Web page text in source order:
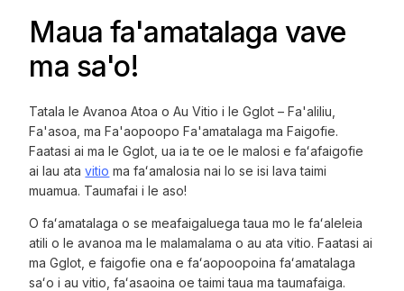
Maua fa'amatalaga vave
ma sa'o!
Tatala le Avanoa Atoa o Au Vitio i le Gglot – Fa'aliliu,
Fa'asoa, ma Fa'aopoopo Fa'amatalaga ma Faigofie.
Faatasi ai ma le Gglot, ua ia te oe le malosi e faʻafaigofie
ai lau atavitio ma faʻamalosia nai lo se isi lava taimi
muamua. Taumafai i le aso!
O faʻamatalaga o se meafaigaluega taua mo le faʻaleleia
atili o le avanoa ma le malamalama o au ata vitio. Faatasi ai
ma Gglot, e faigofie ona e faʻaopoopoina faʻamatalaga
saʻo i au vitio, faʻasaoina oe taimi taua ma taumafaiga.